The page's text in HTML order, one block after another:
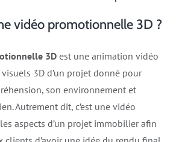
vidéo promotionnelle 3D ?
3D est une animation vidéo
3D d’un projet donné pour
son environnement et
Autrement dit, c’est une vidéo
aspects d’un projet immobilier afin